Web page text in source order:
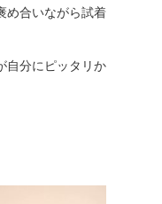
め合いながら試着
自分にピッタリか